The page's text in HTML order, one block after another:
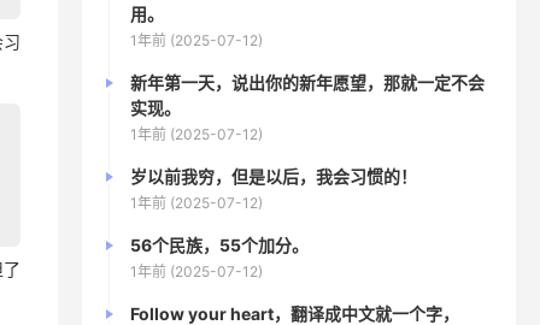
用。
1年前 (2025-07-12)
新年第一天，说出你的新年愿望，那就一定不会
实现。
1年前 (2025-07-12)
岁以前我穷，但是以后，我会习惯的！
1年前 (2025-07-12)
56个民族，55个加分。
1年前 (2025-07-12)
Follow your heart，翻译成中文就一个字，